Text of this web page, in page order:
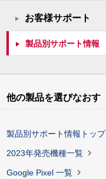
お客様サポート
製品別サポート情報
他の製品を選びなおす
製品別サポート情報トップ
2023年発売機種一覧 
Google Pixel 一覧 